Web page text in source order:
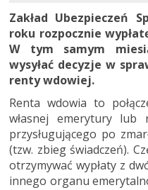
Zakład Ubezpieczeń
roku rozpocznie
W tym samym
wysyłać decyzje w
renty wdowiej.
Renta wdowia to
własnej emerytury lub
przysługującego po
(tzw. zbieg świadczeń).
otrzymywać wypłaty z
innego organu